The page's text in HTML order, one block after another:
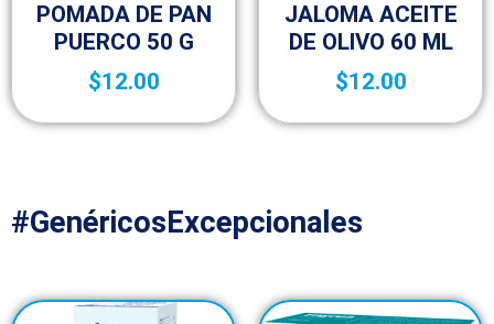
POMADA DE PAN
PUERCO 50 G
$12.00
JALOMA ACEITE
DE OLIVO 60 ML
$12.00
#GenéricosExcepcionales